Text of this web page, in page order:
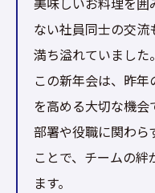
ない社員同士の交
満ち溢れていました。
この新年会は、昨
を高める大切な機会
部署や役職に関わら
ことで、チームの
ます。